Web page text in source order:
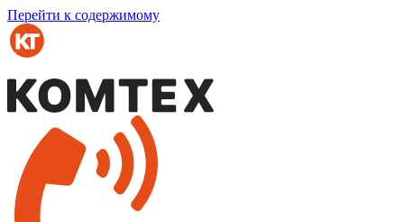
Перейти к содержимому